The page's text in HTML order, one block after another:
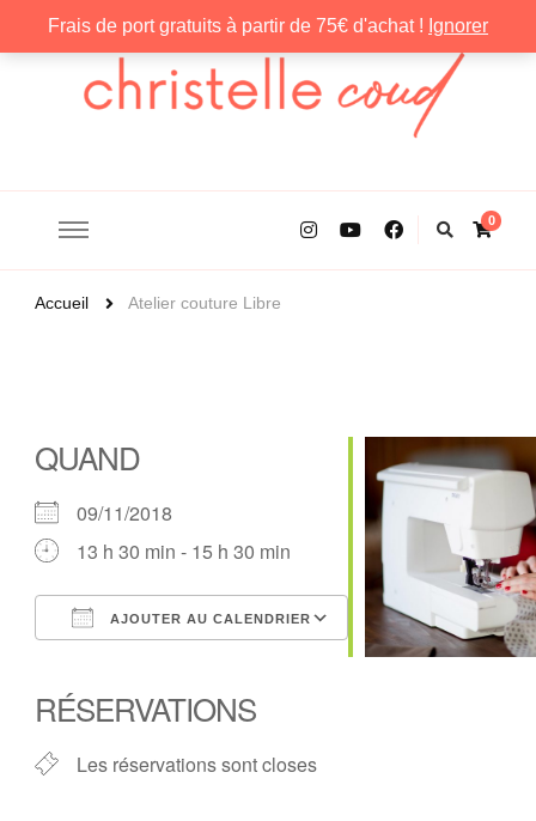
Frais de port gratuits à partir de 75€ d'achat ! Ignorer
0
Accueil Atelier couture Libre
QUAND
09/11/2018
13 h 30 min - 15 h 30 min
AJOUTER AU CALENDRIER
Outlook Live
RÉSERVATIONS
Les réservations sont closes